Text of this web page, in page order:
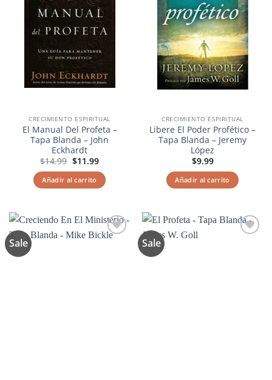
CRECIMIENTO ESPIRITUAL
El Manual Del Profeta –
Tapa Blanda – John
Eckhardt
$14.99 El
original
era:
$14.99.
$11.99El
actual
es:
$11.99.
Añadir al carrito
CRECIMIENTO ESPIRITUAL
Libere El Poder Profético –
Tapa Blanda – Jeremy
López
$9.99
Añadir al carrito
Sale Sale